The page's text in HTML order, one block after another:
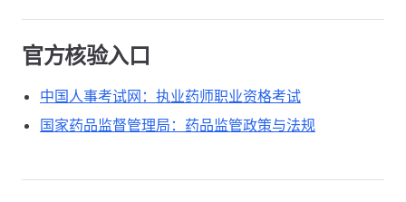
官方核验入口
中国人事考试网：执业药师职业资格考试
国家药品监督管理局：药品监管政策与法规